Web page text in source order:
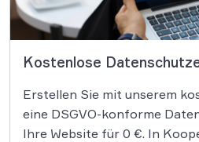
Kostenlose
Erstellen Sie mit unserem
eine DSGVO-konforme
Ihre Website für 0 €. In